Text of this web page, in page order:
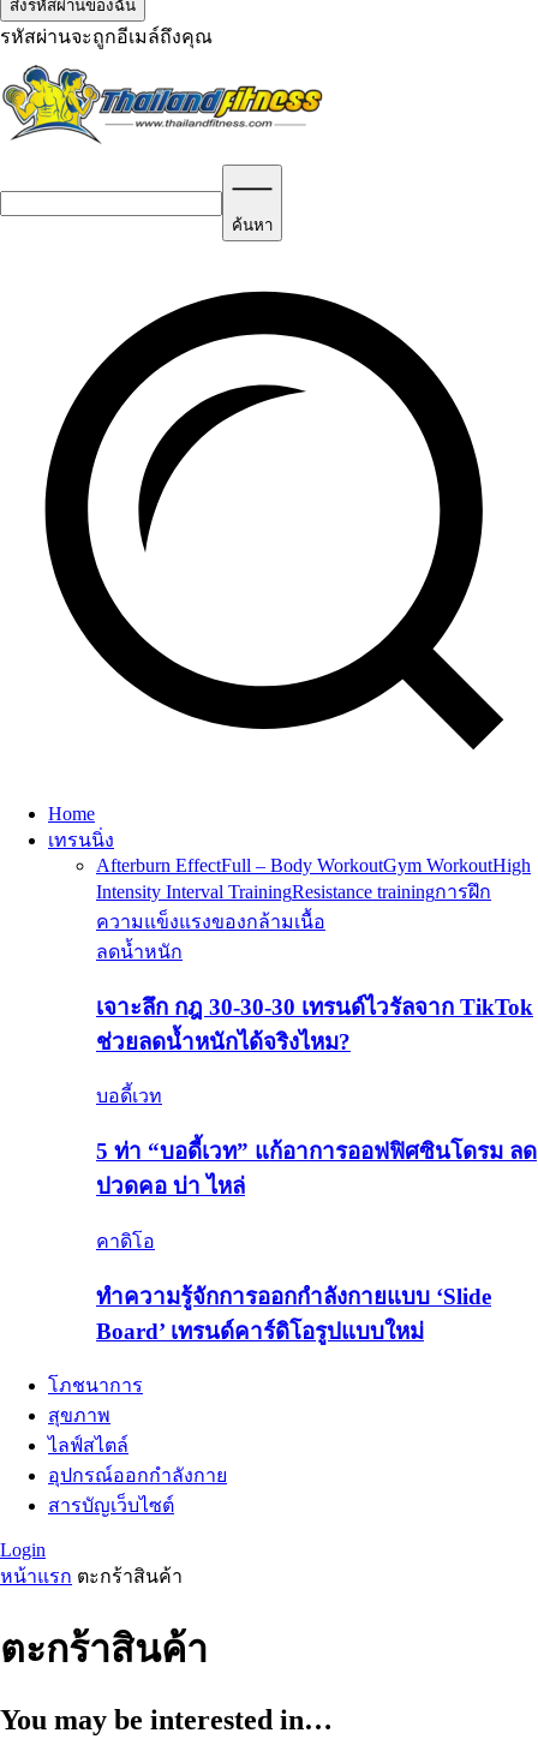
รหัสผ่านจะถูกอีเมล์ถึงคุณ
ค้นหา
Home
เทรนนิ่ง
Afterburn EffectFull – Body WorkoutGym WorkoutHigh
Intensity Interval TrainingResistance trainingการฝึก
ความแข็งแรงของกล้ามเนื้อ
ลดน้ำหนัก
เจาะลึก กฎ 30-30-30 เทรนด์ไวรัลจาก TikTok
ช่วยลดน้ำหนักได้จริงไหม?
บอดี้เวท
5 ท่า “บอดี้เวท” แก้อาการออฟฟิศซินโดรม ลด
ปวดคอ บ่า ไหล่
คาดิโอ
ทำความรู้จักการออกกำลังกายแบบ ‘Slide
Board’ เทรนด์คาร์ดิโอรูปแบบใหม่
โภชนาการ
สุขภาพ
ไลฟ์สไตล์
อุปกรณ์ออกกำลังกาย
สารบัญเว็บไซต์
Login
หน้าแรก ตะกร้าสินค้า
ตะกร้าสินค้า
You may be interested in…